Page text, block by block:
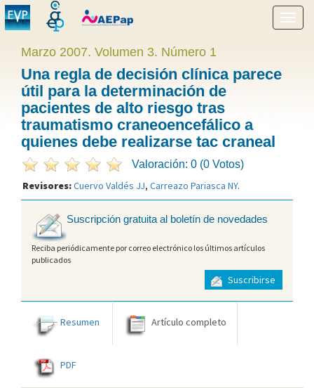
menú
Marzo 2007. Volumen 3. Número 1
Una regla de decisión clínica parece
útil para la determinación de
pacientes de alto riesgo tras
traumatismo craneoencefálico a
quienes debe realizarse tac craneal
Valoración: 0 (0 Votos)
Revisores:Cuervo Valdés JJ, Carreazo Pariasca NY.
Suscripción gratuita al boletín de novedades
Reciba periódicamente por correo electrónico los últimos artículos
publicados
Suscribirse
Resumen Artículo completo
PDF